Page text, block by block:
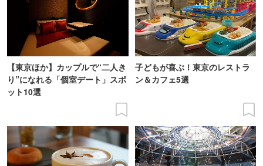
【東京ほか】カップルで“二人き
り”になれる「個室デート」スポ
ット10選
子どもが喜ぶ！東京のレストラ
ン＆カフェ5選